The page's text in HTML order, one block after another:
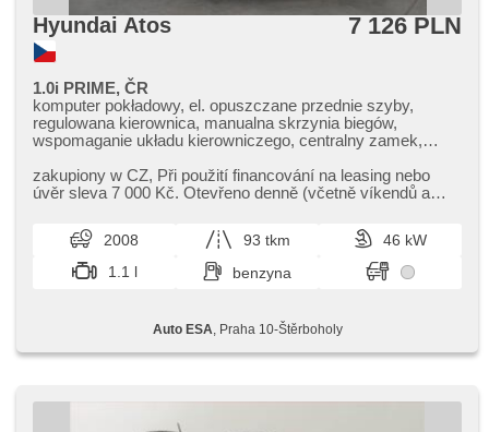
Hyundai Atos 7 126 PLN
1.0i PRIME, ČR
komputer pokładowy, el. opuszczane przednie szyby,
regulowana kierownica, manualna skrzynia biegów,
wspomaganie układu kierowniczego, centralny zamek,
zakupiony w CZ,​ Při použití financování na leasing nebo
úvěr sleva 7 000 Kč. Otevřeno denně (včetně víkendů a
2008 93 tkm
46 kW
1.1 l
benzyna
Auto ESA , Praha 10-Štěrboholy